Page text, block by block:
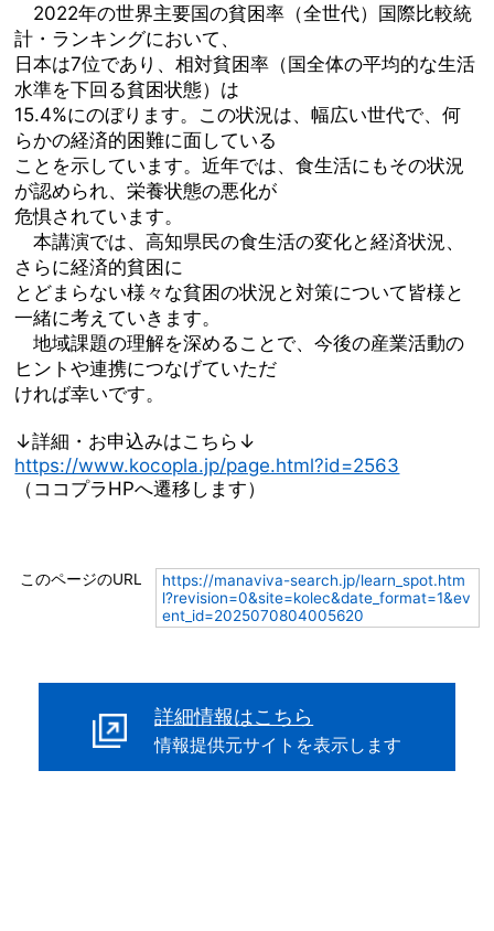
2022年の世界主要国の貧困率（全世代）国際比較統
計・ランキングにおいて、
日本は7位であり、相対貧困率（国全体の平均的な生活
水準を下回る貧困状態）は
15.4%にのぼります。この状況は、幅広い世代で、何
らかの経済的困難に面している
ことを示しています。近年では、食生活にもその状況
が認められ、栄養状態の悪化が
危惧されています。
本講演では、高知県民の食生活の変化と経済状況、
さらに経済的貧困に
とどまらない様々な貧困の状況と対策について皆様と
一緒に考えていきます。
地域課題の理解を深めることで、今後の産業活動の
ヒントや連携につなげていただ
ければ幸いです。
↓詳細・お申込みはこちら↓
https://www.kocopla.jp/page.html?id=2563
（ココプラHPへ遷移します）
このページのURL
https://manaviva-search.jp/learn_spot.htm
l?revision=0&site=kolec&date_format=1&ev
ent_id=2025070804005620
詳細情報はこちら
情報提供元サイトを表示します